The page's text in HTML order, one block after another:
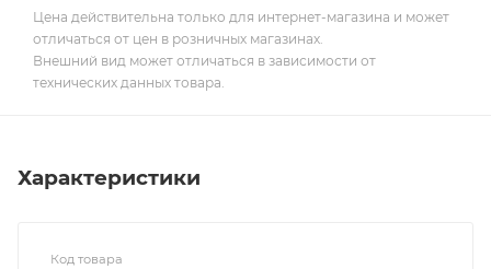
Цена действительна только для интернет-магазина и может
отличаться от цен в розничных магазинах.
Внешний вид может отличаться в зависимости от
технических данных товара.
Характеристики
Код товара